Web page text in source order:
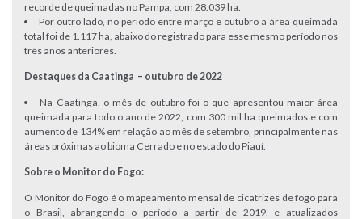
recorde de queimadas no Pampa, com 28.039 ha.
Por outro lado, no período entre março e outubro a área queimada
total foi de 1.117 ha, abaixo do registrado para esse mesmo período nos
três anos anteriores.
Destaques da Caatinga – outubro de 2022
Na Caatinga, o mês de outubro foi o que apresentou maior área
queimada para todo o ano de 2022, com 300 mil ha queimados e com
aumento de 134% em relação ao mês de setembro, principalmente nas
áreas próximas ao bioma Cerrado e no estado do Piauí.
Sobre o Monitor do Fogo:
O Monitor do Fogo é o mapeamento mensal de cicatrizes de fogo para
o Brasil, abrangendo o período a partir de 2019, e atualizados